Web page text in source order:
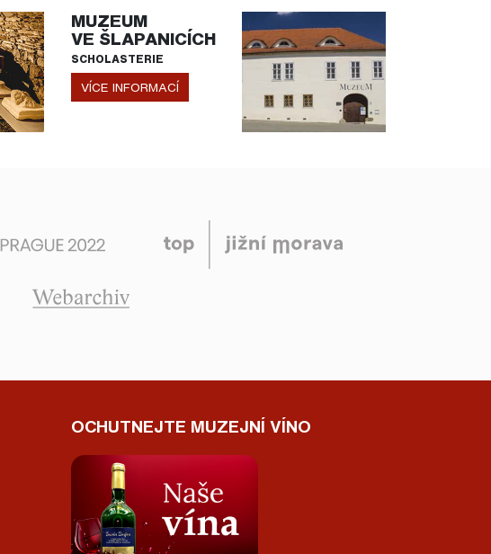
MUZEUM
VE ŠLAPANICÍCH
SCHOLASTERIE
VÍCE INFORMACÍ
OCHUTNEJTE MUZEJNÍ VÍNO